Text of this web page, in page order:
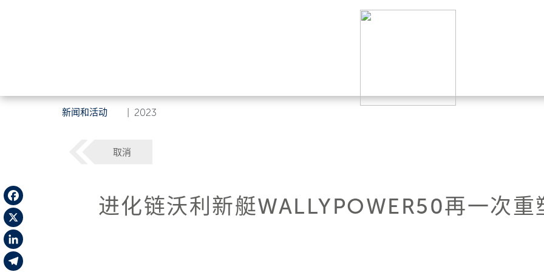
新闻和活动 2023
Facebook
X
LinkedIn
取消
进化链沃利新艇WALLYPOWER50再一次重